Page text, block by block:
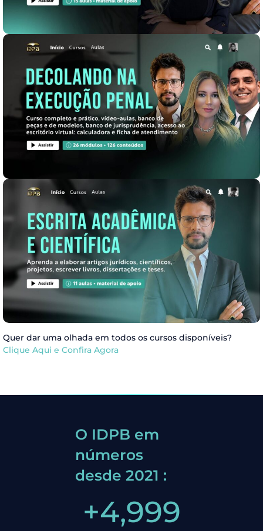
Quer dar uma olhada em todos os cursos disponíveis?
Clique Aqui e Confira Agora
O IDPB em
números
desde 2021 :
+5,000